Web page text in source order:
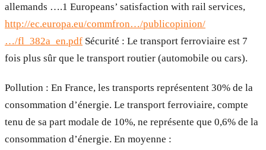
allemands ….1 Europeans’ satisfaction with rail services,
http://ec.europa.eu/commfron…/publicopinion/
…/fl_382a_en.pdf Sécurité : Le transport ferroviaire est 7
fois plus sûr que le transport routier (automobile ou cars).
Pollution : En France, les transports représentent 30% de la
consommation d’énergie. Le transport ferroviaire, compte
tenu de sa part modale de 10%, ne représente que 0,6% de la
consommation d’énergie. En moyenne :